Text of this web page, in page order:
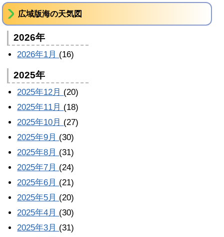
広域版海の天気図
2026年
2026年1月 (16)
2025年
2025年12月 (20)
2025年11月 (18)
2025年10月 (27)
2025年9月 (30)
2025年8月 (31)
2025年7月 (24)
2025年6月 (21)
2025年5月 (20)
2025年4月 (30)
2025年3月 (31)